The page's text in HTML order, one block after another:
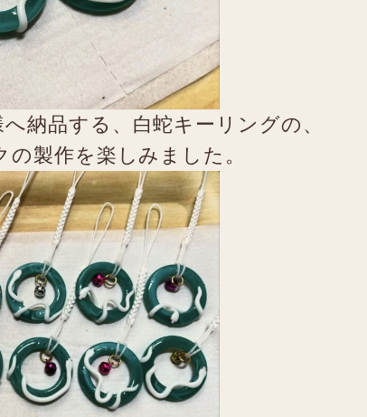
へ納品する、白蛇キーリングの、
製作を楽しみました。